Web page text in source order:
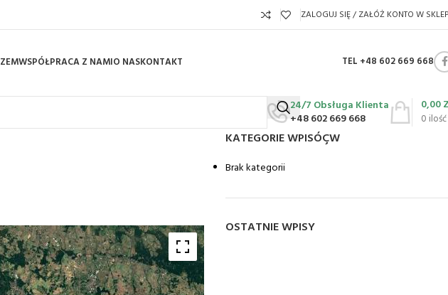
ZALOGUJ SIĘ / ZAŁÓŻ KONTO W
WSPÓŁPRACA Z NAMIO NASKONTAKT TEL +48 602 669 668
24/7 Obsługa Klienta
+48 602 669 668
0 ilość
0,00
KATEGORIE WPISÓÇW
Brak kategorii
OSTATNIE WPISY